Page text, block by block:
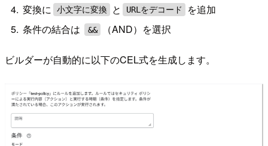
変換に
小文字に変換 と URLをデコード
を追加
条件の結合は
&& （AND）を選択
ビルダーが自動的に以下のCEL式を生成します。